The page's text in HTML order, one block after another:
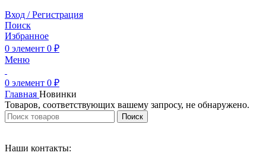
Вход / Регистрация
Поиск
Избранное
0 элемент 0 ₽
Меню
0 элемент 0 ₽
Главная Новинки
Товаров, соответствующих вашему запросу, не обнаружено.
Поиск
Наши контакты: